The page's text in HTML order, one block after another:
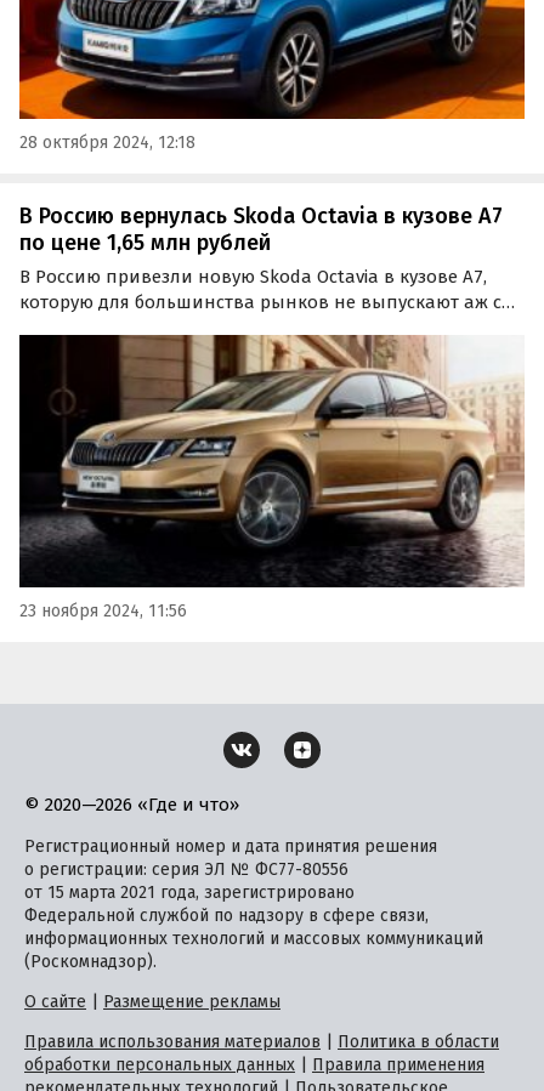
28 октября 2024, 12:18
В Россию вернулась Skoda Octavia в кузове A7
по цене 1,65 млн рублей
В Россию привезли новую Skoda Octavia в кузове А7,
которую для большинства рынков не выпускают аж с
оцененный в 1 650 000 рублей, пишут «Автоновости
23 ноября 2024, 11:56
© 2020—2026 «Где и что»
Регистрационный номер и дата принятия решения
о регистрации: серия ЭЛ № ФС77-80556
от 15 марта 2021 года, зарегистрировано
Федеральной службой по надзору в сфере связи,
информационных технологий и массовых коммуникаций
(Роскомнадзор).
О сайте
Размещение рекламы
Правила использования материалов
Политика в области
обработки персональных данных
Правила применения